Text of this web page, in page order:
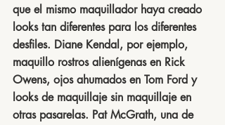
que el mismo maquillador haya creado
looks tan diferentes para los diferentes
desfiles. Diane Kendal, por ejemplo,
maquillo rostros alienígenas en Rick
Owens, ojos ahumados en Tom Ford y
looks de maquillaje sin maquillaje en
otras pasarelas. Pat McGrath, una de